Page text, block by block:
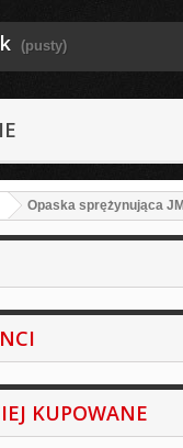
(pusty)
Opaska sprężynująca
KUPOWANE